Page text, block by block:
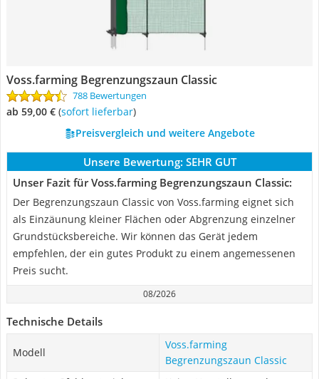
Voss.farming Begrenzungszaun Classic
788 Bewertungen
ab 59,00 € ( Sofort lieferbar)
Preisvergleich und weitere Angebote
Unsere Bewertung: SEHR GUT
Unser Fazit für Voss.farming Begrenzungszaun Classic:
Der Begrenzungszaun Classic von Voss.farming eignet sich
als Einzäunung kleiner Flächen oder Abgrenzung einzelner
Grundstücksbereiche. Wir können das Gerät jedem
empfehlen, der ein gutes Produkt zu einem angemessenen
Preis sucht.
08/2026
Technische Details
Modell
Voss.farming
Begrenzungszaun Classic